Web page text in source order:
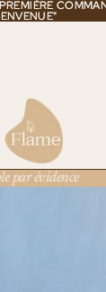
par évidence